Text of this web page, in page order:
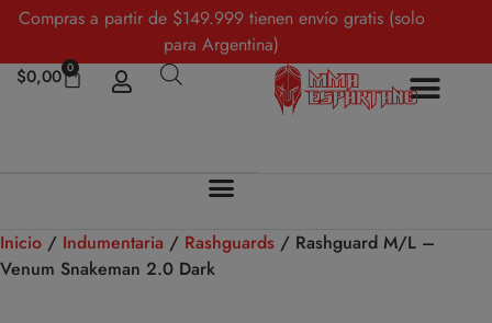
Compras a partir de $149.999 tienen envío gratis (solo
para Argentina)
$0,00 0
Inicio / Indumentaria / Rashguards / Rashguard M/L –
Venum Snakeman 2.0 Dark